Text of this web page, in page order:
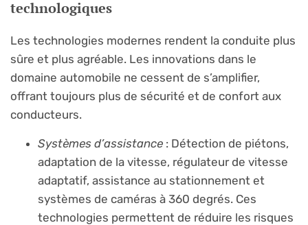
technologiques
Les technologies modernes rendent la conduite plus
sûre et plus agréable. Les innovations dans le
domaine automobile ne cessent de s’amplifier,
offrant toujours plus de sécurité et de confort aux
conducteurs.
Systèmes d’assistance : Détection de piétons,
adaptation de la vitesse, régulateur de vitesse
adaptatif, assistance au stationnement et
systèmes de caméras à 360 degrés. Ces
technologies permettent de réduire les risques